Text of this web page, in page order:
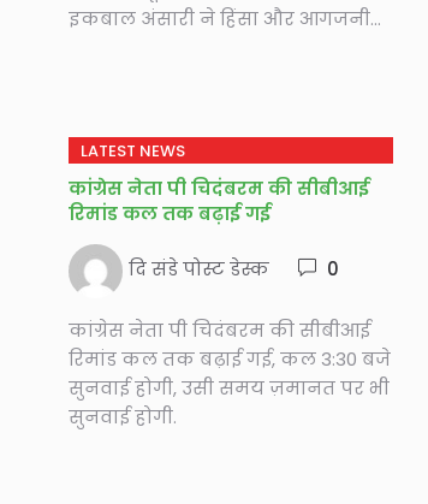
इकबाल अंसारी ने हिंसा और आगजनी...
LATEST NEWS
कांग्रेस नेता पी चिदंबरम की सीबीआई
रिमांड कल तक बढ़ाई गई
दि संडे पोस्ट डेस्क 0
कांग्रेस नेता पी चिदंबरम की सीबीआई
रिमांड कल तक बढ़ाई गई, कल 3:30 बजे
सुनवाई होगी, उसी समय ज़मानत पर भी
सुनवाई होगी.